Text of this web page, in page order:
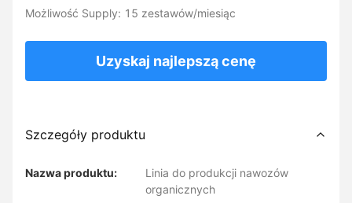
Możliwość Supply: 15 zestawów/miesiąc
Uzyskaj najlepszą cenę
Szczegóły produktu
Nazwa produktu:
Linia do produkcji nawozów
organicznych